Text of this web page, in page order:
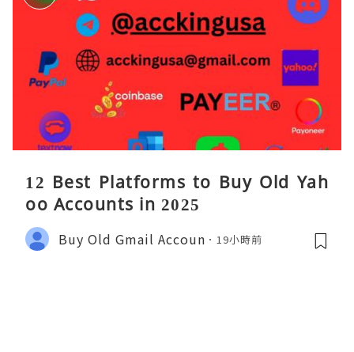
12 Best Platforms to Buy Old Yah
oo Accounts in 2025
Buy Old Gmail Accoun 19小時前